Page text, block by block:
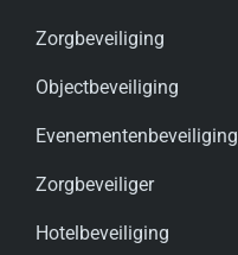
Zorgbeveiliging
Objectbeveiliging
Evenementenbeveiliging
Zorgbeveiliger
Hotelbeveiliging